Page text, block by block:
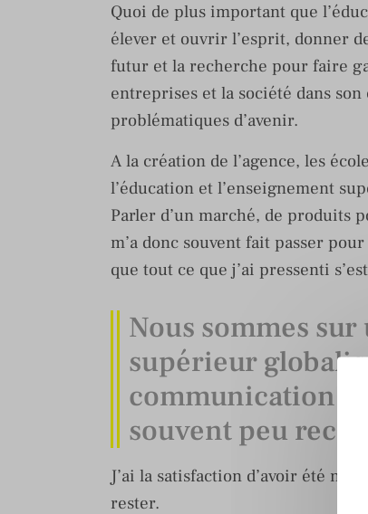
Quoi de plus important que
élever et ouvrir l’esprit, donner
futur et la recherche pour faire
entreprises et la société dans
problématiques d’avenir.
A la création de l’agence, les
l’éducation et l’enseignement
Parler d’un marché, de produits
m’a donc souvent fait passer
que tout ce que j’ai pressenti
Nous sommes
supérieur
communication
souvent peu
J’ai la satisfaction d’avoir été
rester.